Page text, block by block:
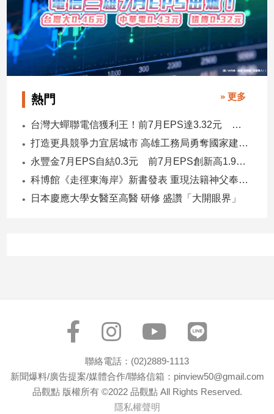
熱門 » 更多
台灣大蟬聯電信獲利王！前7月EPS達3.32元 中華電3.11、遠傳2.46元
打造更具競爭力宜居城市 高雄工務局勇奪國家建築界9大獎
永豐金7月EPS自結0.3元 前7月EPS創新高1.96元！
科博館《走徑東海岸》新書發表 重現法籍神父奉獻足跡與歷史日記
日本慶應大學女醫至高醫 研修 盛讚「大開眼界」
聯絡電話：(02)2889-1113
新聞爆料/廣告提案/媒體合作/聯絡信箱：pinview50@gmail.com
品觀點 版權所有 ©2022 品觀點 All Rights Reserved.
隱私權聲明